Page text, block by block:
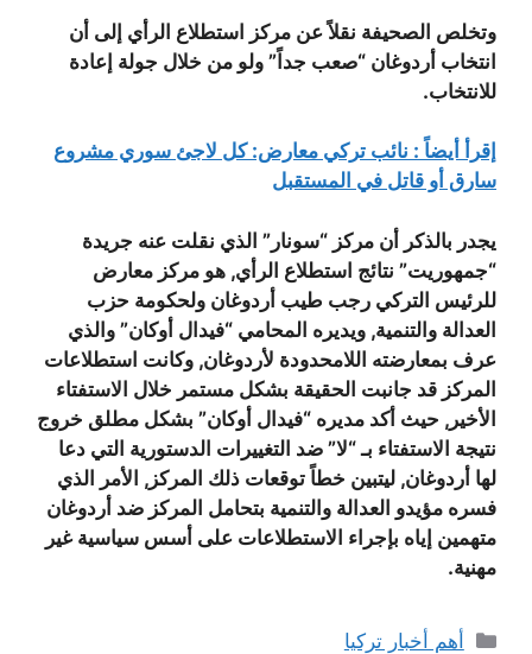
وتخلص الصحيفة نقلاً عن مركز استطلاع الرأي إلى أن
انتخاب أردوغان “صعب جداً” ولو من خلال جولة إعادة
للانتخاب.
إقرأ أيضاً : نائب تركي معارض: كل لاجئ سوري مشروع
سارق أو قاتل في المستقبل
يجدر بالذكر أن مركز “سونار” الذي نقلت عنه جريدة
“جمهوريت” نتائج استطلاع الرأي, هو مركز معارض
للرئيس التركي رجب طيب أردوغان ولحكومة حزب
العدالة والتنمية, ويديره المحامي “فيدال أوكان” والذي
عرف بمعارضته اللامحدودة لأردوغان, وكانت استطلاعات
المركز قد جانبت الحقيقة بشكل مستمر خلال الاستفتاء
الأخير, حيث أكد مديره “فيدال أوكان” بشكل مطلق خروج
نتيجة الاستفتاء بـ “لا” ضد التغييرات الدستورية التي دعا
لها أردوغان, ليتبين خطاً توقعات ذلك المركز, الأمر الذي
فسره مؤيدو العدالة والتنمية بتحامل المركز ضد أردوغان
متهمين إياه بإجراء الاستطلاعات على أسس سياسية غير
مهنية.
التصنيفات
أهم أخبار تركيا